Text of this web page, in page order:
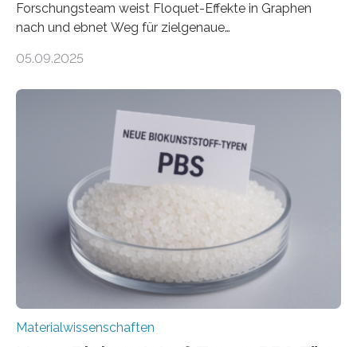
Forschungsteam weist Floquet-Effekte in Graphen
nach und ebnet Weg für zielgenaue
– nur eine Atomlage dick, aber extrem leitfähig und
Sensoren, leistungsstarken Batterien und effizienten
Solarzellen. Eine neue Studie hebt das Potenzial nun
noch auf ein neues Level: Zum ersten Mal haben
Forschende an der Universität Göttingen gemeinsam
mit Kollegen aus Braunschweig, Bremen und der
Schweiz direkt beobachtet, wie in Graphen…
05.09.2025
Materialwissenschaften